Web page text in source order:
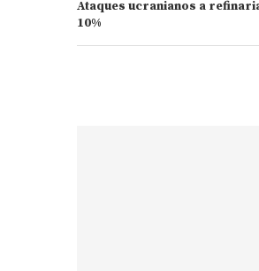
Ataques ucranianos a
10%